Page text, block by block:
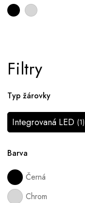
Filtry
Typ žárovky
Integrovaná LED (1)
Barva
Černá
Chrom